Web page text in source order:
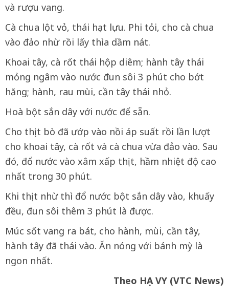
và rượu vang.
Cà chua lột vỏ, thái hạt lựu. Phi tỏi, cho cà chua
vào đảo nhừ rồi lấy thìa dầm nát.
Khoai tây, cà rốt thái hộp diêm; hành tây thái
mỏng ngâm vào nước đun sôi 3 phút cho bớt
hăng; hành, rau mùi, cần tây thái nhỏ.
Hoà bột sắn dây với nước để sẵn.
Cho thịt bò đã ướp vào nồi áp suất rồi lần lượt
cho khoai tây, cà rốt và cà chua vừa đảo vào. Sau
đó, đổ nước vào xâm xấp thịt, hầm nhiệt độ cao
nhất trong 30 phút.
Khi thịt nhừ thì đổ nước bột sắn dây vào, khuấy
đều, đun sôi thêm 3 phút là được.
Múc sốt vang ra bát, cho hành, mùi, cần tây,
hành tây đã thái vào. Ăn nóng với bánh mỳ là
ngon nhất.
Theo HẠ VY (VTC News)